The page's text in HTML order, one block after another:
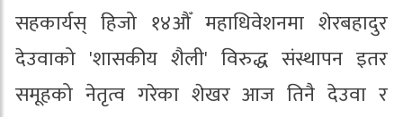
सहकार्यस् हिजो १४औँ महाधिवेशनमा शेरबहादुर
देउवाको 'शासकीय शैली' विरुद्ध संस्थापन इतर
समूहको नेतृत्व गरेका शेखर आज तिनै देउवा र